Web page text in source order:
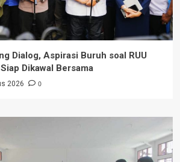
Dialog, Aspirasi Buruh soal RUU
Dikawal Bersama
2026 0